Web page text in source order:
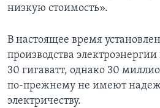
низкую стоимость».
В настоящее время
производства
30 гигаватт, однако 30
по-прежнему не имеют
электричеству.